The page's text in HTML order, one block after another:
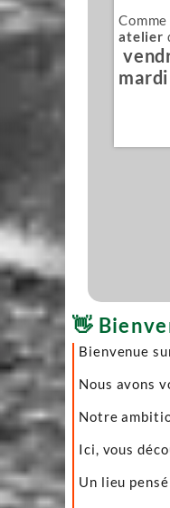
atelier
👋
Bienvenue
Nous avons
Notre
Ici, vous
Un lieu